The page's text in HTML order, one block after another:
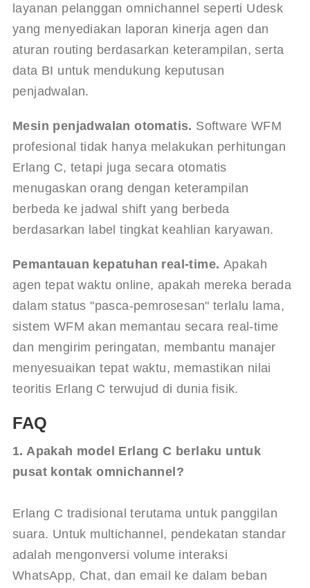
layanan pelanggan omnichannel seperti Udesk
yang menyediakan laporan kinerja agen dan
aturan routing berdasarkan keterampilan, serta
data BI untuk mendukung keputusan
penjadwalan.
Mesin penjadwalan otomatis. Software WFM
profesional tidak hanya melakukan perhitungan
Erlang C, tetapi juga secara otomatis
menugaskan orang dengan keterampilan
berbeda ke jadwal shift yang berbeda
berdasarkan label tingkat keahlian karyawan.
Pemantauan kepatuhan real-time. Apakah
agen tepat waktu online, apakah mereka berada
dalam status "pasca-pemrosesan" terlalu lama,
sistem WFM akan memantau secara real-time
dan mengirim peringatan, membantu manajer
menyesuaikan tepat waktu, memastikan nilai
teoritis Erlang C terwujud di dunia fisik.
FAQ
1. Apakah model Erlang C berlaku untuk
pusat kontak omnichannel?
Erlang C tradisional terutama untuk panggilan
suara. Untuk multichannel, pendekatan standar
adalah mengonversi volume interaksi
WhatsApp, Chat, dan email ke dalam beban